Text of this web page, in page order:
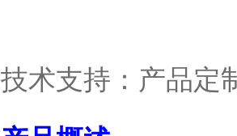
技术支持：产品定